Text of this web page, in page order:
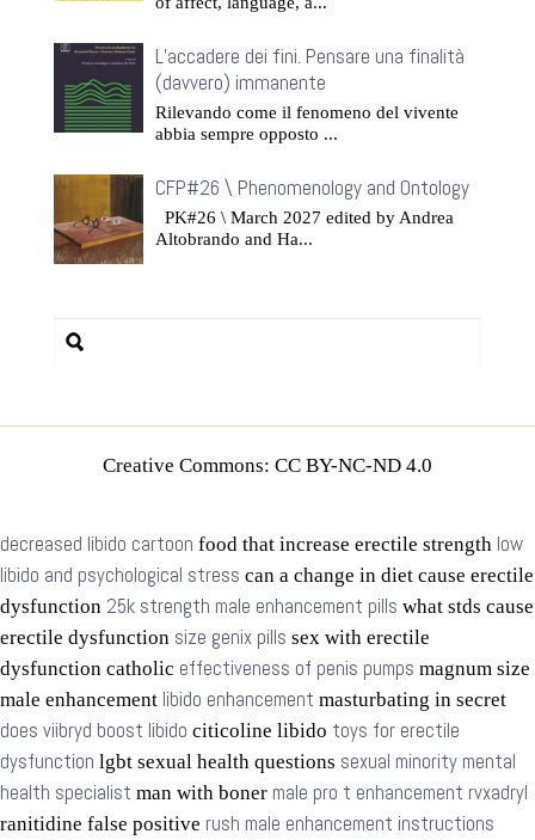
L’accadere dei fini. Pensare una finalità
(davvero) immanente
Rilevando come il fenomeno del vivente
abbia sempre opposto ...
CFP#26 \ Phenomenology and Ontology
PK#26 \ March 2027 edited by Andrea
Altobrando and Ha...
Creative Commons: CC BY-NC-ND 4.0
decreased libido cartoon food that increase erectile strength low
libido and psychological stress can a change in diet cause erectile
dysfunction 25k strength male enhancement pills what stds cause
erectile dysfunction size genix pills sex with erectile
dysfunction catholic effectiveness of penis pumps magnum size
male enhancement libido enhancement masturbating in secret
does viibryd boost libido citicoline libido toys for erectile
dysfunction lgbt sexual health questions sexual minority mental
health specialist man with boner male pro t enhancement rvxadryl
ranitidine false positive rush male enhancement instructions